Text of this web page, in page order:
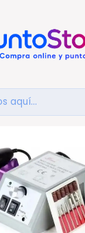
Belleza Y
Manicure
Eléctrico